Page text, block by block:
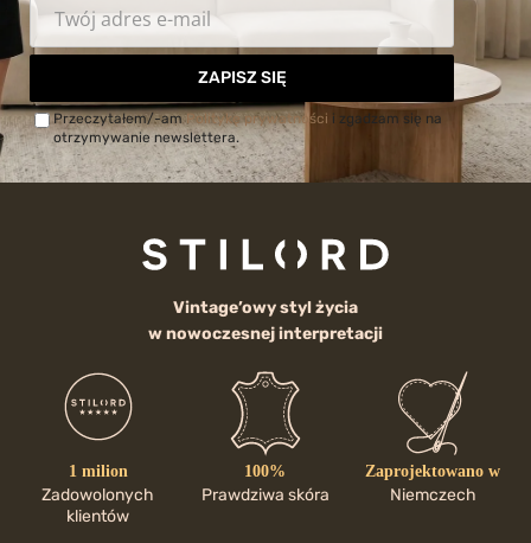
ZAPISZ SIĘ
Przeczytałem/-amPolitykę prywatności i zgadzam się na
otrzymywanie newslettera.
Vintage’owy styl życia
w nowoczesnej interpretacji
1 milion
Zadowolonych
klientów
100%
Prawdziwa skóra
Zaprojektowano w
Niemczech